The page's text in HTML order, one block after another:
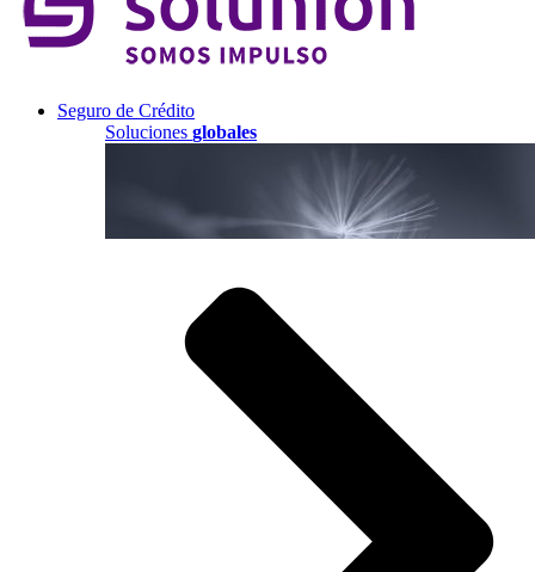
Seguro de Crédito
Soluciones globales